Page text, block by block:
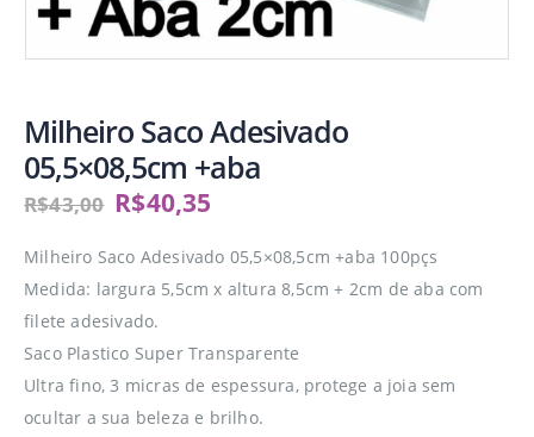
Milheiro Saco Adesivado
05,5×08,5cm +aba
R$43,00 R$40,35
Milheiro Saco Adesivado 05,5×08,5cm +aba 100pçs
Medida: largura 5,5cm x altura 8,5cm + 2cm de aba com
filete adesivado.
Saco Plastico Super Transparente
Ultra fino, 3 micras de espessura, protege a joia sem
ocultar a sua beleza e brilho.